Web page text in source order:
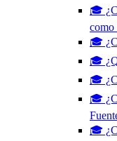
🎓
como
🎓
🎓
🎓
🎓
🎓